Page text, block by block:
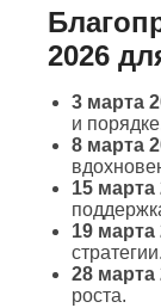
2026
3 марта
и
8 марта
15 марта
19 марта
стратегии.
28 марта
роста.